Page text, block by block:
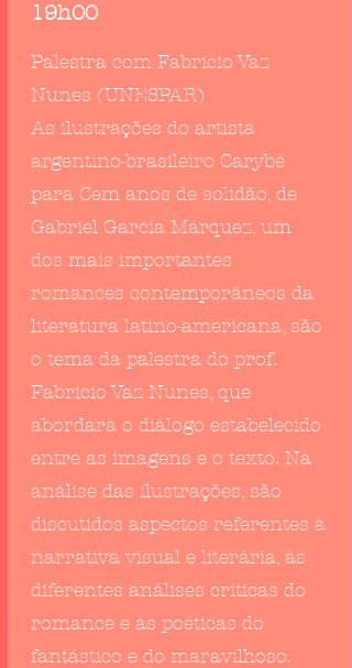
19h00
Palestra com Fabricio Vaz
Nunes (UNESPAR)
As ilustrações do artista
argentino-brasileiro Carybé
para Cem anos de solidão, de
Gabriel García Márquez, um
dos mais importantes
romances contemporâneos da
literatura latino-americana, são
o tema da palestra do prof.
Fabricio Vaz Nunes, que
abordará o diálogo estabelecido
entre as imagens e o texto. Na
análise das ilustrações, são
discutidos aspectos referentes à
narrativa visual e literária, às
diferentes análises críticas do
romance e às poéticas do
fantástico e do maravilhoso.